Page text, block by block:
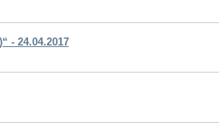
- 24.04.2017